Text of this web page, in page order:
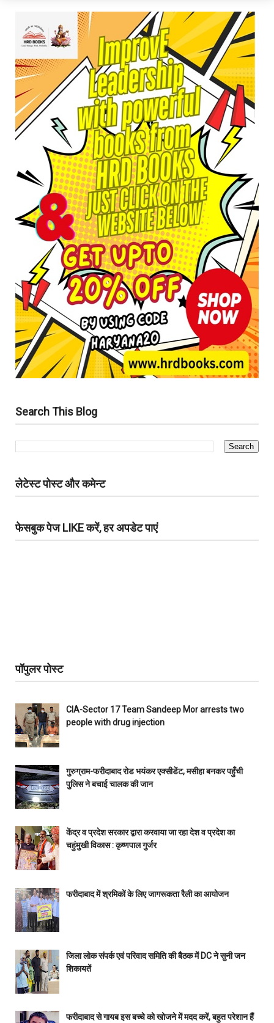
Search This Blog
लेटेस्ट पोस्ट और कमेन्ट
फेसबुक पेज LIKE करें, हर अपडेट पाएं
पॉपुलर पोस्ट
CIA-Sector 17 Team Sandeep Mor arrests two
people with drug injection
गुरुग्राम-फरीदाबाद रोड भयंकर एक्सीडेंट, मसीहा बनकर पहुँची
पुलिस ने बचाई चालक की जान
केंद्र व प्रदेश सरकार द्वारा करवाया जा रहा देश व प्रदेश का
चहुंमुखी विकास : कृष्णपाल गुर्जर
फरीदाबाद में श्रमिकों के लिए जागरूकता रैली का आयोजन
जिला लोक संपर्क एवं परिवाद समिति की बैठक में DC ने सुनी जन
शिकायतें
फरीदाबाद से गायब इस बच्चे को खोजने में मदद करें, बहुत परेशान हैं